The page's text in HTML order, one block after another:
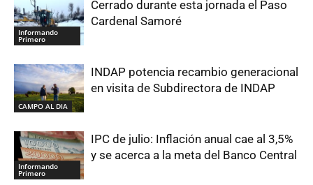
Informando
Primero
Cerrado durante esta jornada el Paso
Cardenal Samoré
CAMPO AL DIA
INDAP potencia recambio generacional
en visita de Subdirectora de INDAP
Informando
Primero
IPC de julio: Inflación anual cae al 3,5%
y se acerca a la meta del Banco Central